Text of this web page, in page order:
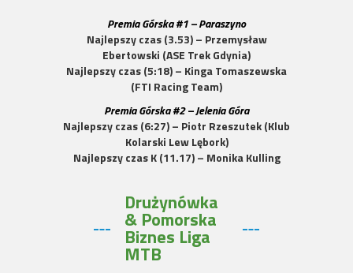
Premia Górska #1 – Paraszyno
Najlepszy czas (3.53) – Przemysław
Ebertowski (ASE Trek Gdynia)
Najlepszy czas (5:18) – Kinga Tomaszewska
(FTI Racing Team)
Premia Górska #2 – Jelenia Góra
Najlepszy czas (6:27) – Piotr Rzeszutek (Klub
Kolarski Lew Lębork)
Najlepszy czas K (11.17) – Monika Kulling
Drużynówka
& Pomorska
Biznes Liga
MTB